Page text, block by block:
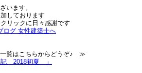
います。
しております
リックに日々感謝です
覧はこちらからどうぞ♪ ≫
＿2018初夏 」